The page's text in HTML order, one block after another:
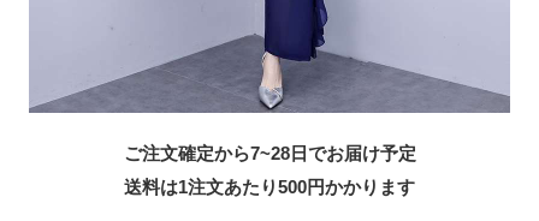
ご注文確定から7~28日でお届け予定
送料は1注文あたり500円かかります